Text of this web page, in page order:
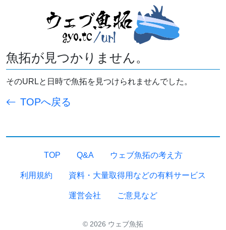
魚拓が見つかりません。
そのURLと日時で魚拓を見つけられませんでした。
TOPへ戻る
TOP Q&A ウェブ魚拓の考え方
利用規約 資料・大量取得用などの有料サービス
運営会社 ご意見など
© 2026 ウェブ魚拓